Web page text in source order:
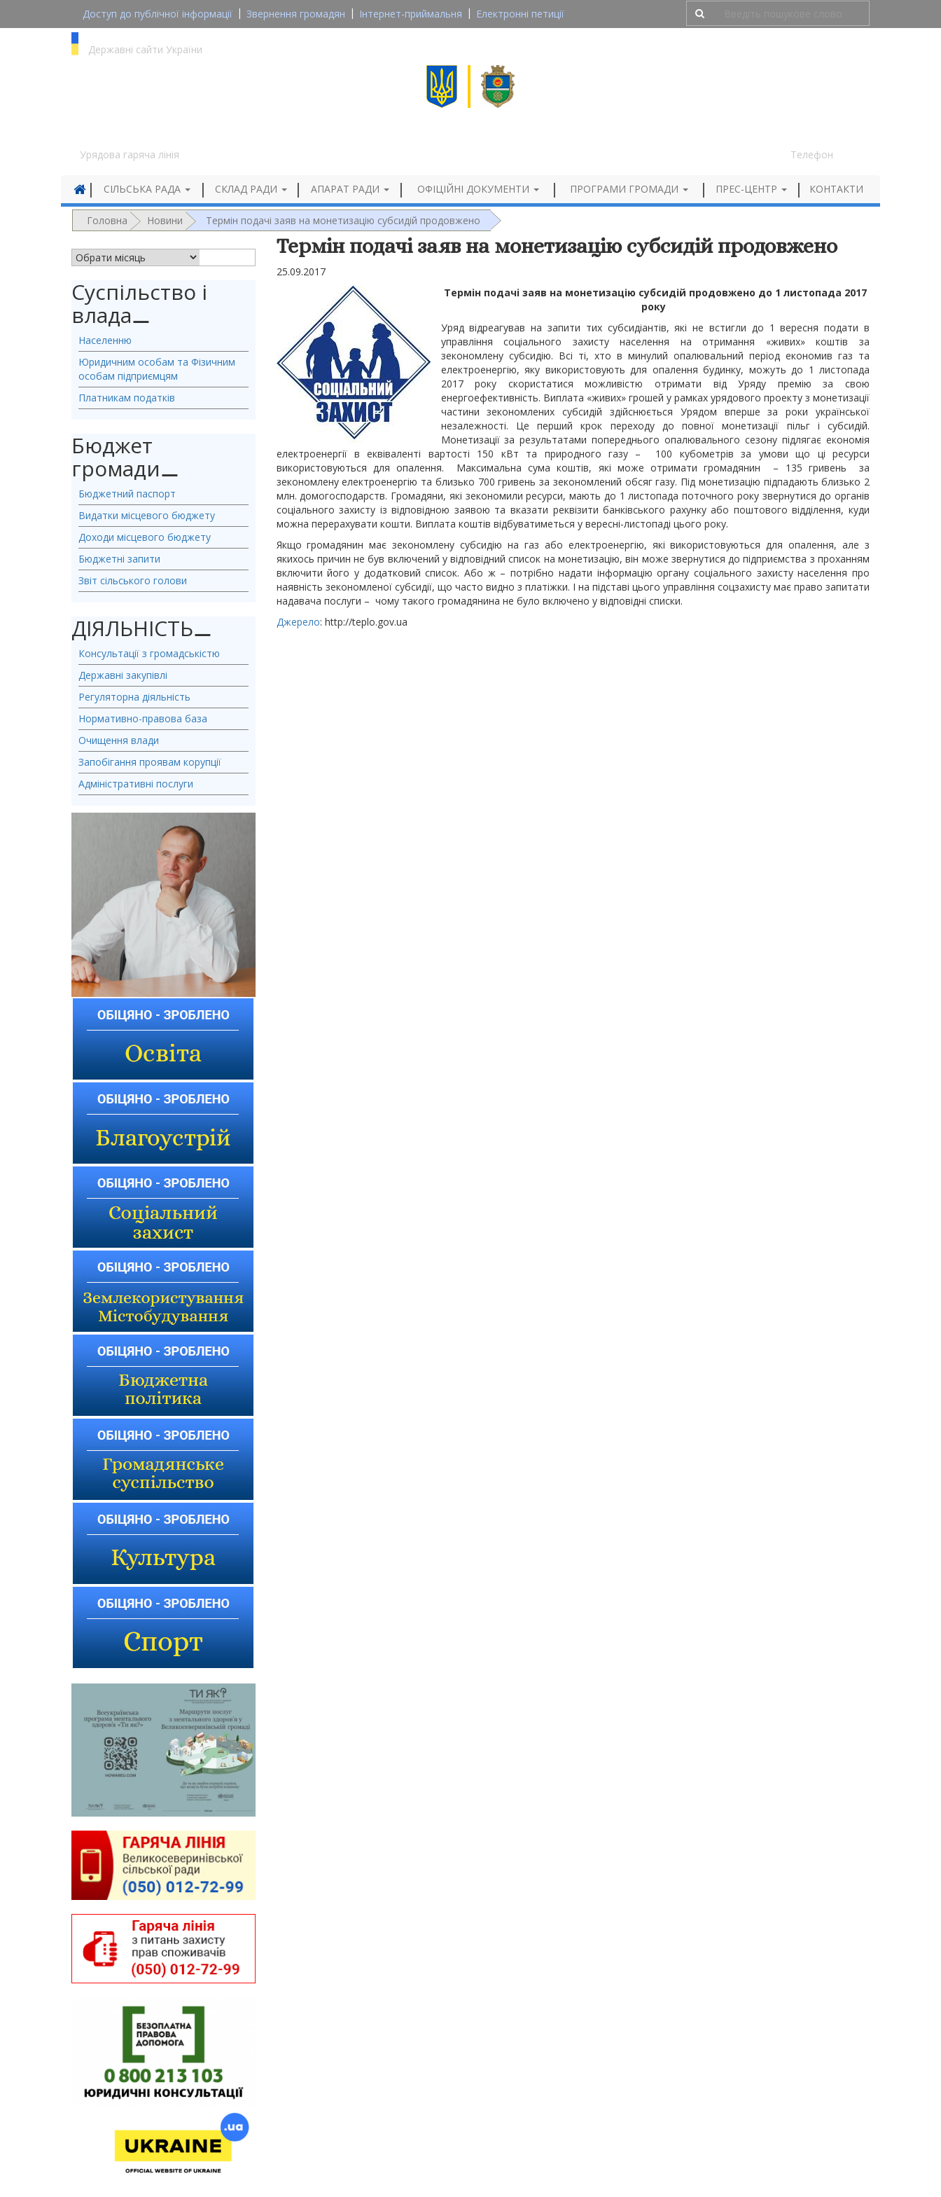
Доступ до публічної інформації Звернення громадян Інтернет-приймальня
Електронні петиції
Державні сайти України
Урядова гаряча лінія Телефон
СІЛЬСЬКА РАДА СКЛАД РАДИ АПАРАТ РАДИ ОФІЦІЙНІ ДОКУМЕНТИ ПРОГРАМИ ГРОМАДИ ПРЕС-ЦЕНТР КОНТАКТИ
Головна Новини Термін подачі заяв на монетизацію субсидій продовжено
АРХІВ НОВИН
Суспільство і
влада⚊
Населенню
Юридичним особам та Фізичним
особам підприємцям
Платникам податків
Бюджет
громади⚊
Бюджетний паспорт
Видатки місцевого бюджету
Доходи місцевого бюджету
Бюджетні запити
Звіт сільського голови
ДІЯЛЬНІСТЬ⚊
Консультації з громадськістю
Державні закупівлі
Регуляторна діяльність
Нормативно-правова база
Очищення влади
Запобігання проявам корупції
Адміністративні послуги
Термін подачі заяв на монетизацію субсидій продовжено
25.09.2017
Термін подачі заяв на монетизацію субсидій продовжено до 1 листопада 2017
року
Уряд відреагував на запити тих субсидіантів, які не встигли до 1 вересня подати в
управління соціального захисту населення на отримання «живих» коштів за
зекономлену субсидію. Всі ті, хто в минулий опалювальний період економив газ та
електроенергію, яку використовують для опалення будинку, можуть до 1 листопада
2017 року скористатися можливістю отримати від Уряду премію за свою
енергоефективність. Виплата «живих» грошей у рамках урядового проекту з монетизації
частини зекономлених субсидій здійснюється Урядом вперше за роки української
незалежності. Це перший крок переходу до повної монетизації пільг і субсидій.
Монетизації за результатами попереднього опалювального сезону підлягає економія
електроенергії в еквіваленті вартості 150 кВт та природного газу – 100 кубометрів за умови що ці ресурси
використовуються для опалення. Максимальна сума коштів, які може отримати громадянин – 135 гривень за
зекономлену електроенергію та близько 700 гривень за зекономлений обсяг газу. Під монетизацію підпадають близько 2
млн. домогосподарств. Громадяни, які зекономили ресурси, мають до 1 листопада поточного року звернутися до органів
соціального захисту із відповідною заявою та вказати реквізити банківського рахунку або поштового відділення, куди
можна перерахувати кошти. Виплата коштів відбуватиметься у вересні-листопаді цього року.
Якщо громадянин має зекономлену субсидію на газ або електроенергію, які використовуються для опалення, але з
якихось причин не був включений у відповідний список на монетизацію, він може звернутися до підприємства з проханням
включити його у додатковий список. Або ж – потрібно надати інформацію органу соціального захисту населення про
наявність зекономленої субсидії, що часто видно з платіжки. І на підставі цього управління соцзахисту має право запитати
надавача послуги – чому такого громадянина не було включено у відповідні списки.
Джерело: http://teplo.gov.ua